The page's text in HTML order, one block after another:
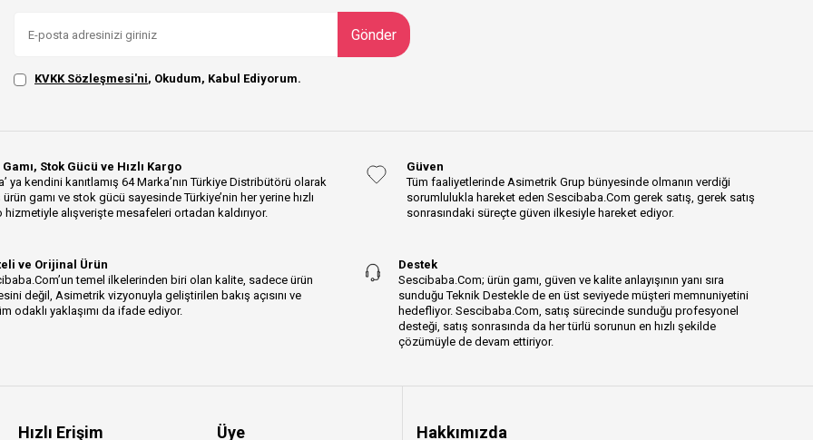
Gönder
KVKK Sözleşmesi'ni, Okudum, Kabul Ediyorum.
Stok Gücü ve Hızlı Kargo
ya kendini kanıtlamış 64 Marka’nın Türkiye Distribütörü olarak
gamı ve stok gücü sayesinde Türkiye’nin her yerine hızlı
hizmetiyle alışverişte mesafeleri ortadan kaldırıyor.
Güven
Tüm faaliyetlerinde Asimetrik Grup bünyesinde olmanın verdiği
sorumlulukla hareket eden Sescibaba.Com gerek satış, gerek satış
sonrasındaki süreçte güven ilkesiyle hareket ediyor.
ve Orijinal Ürün
temel ilkelerinden biri olan kalite, sadece ürün
değil, Asimetrik vizyonuyla geliştirilen bakış açısını ve
odaklı yaklaşımı da ifade ediyor.
Destek
Sescibaba.Com; ürün gamı, güven ve kalite anlayışının yanı sıra
sunduğu Teknik Destekle de en üst seviyede müşteri memnuniyetini
hedefliyor. Sescibaba.Com, satış sürecinde sunduğu profesyonel
desteği, satış sonrasında da her türlü sorunun en hızlı şekilde
çözümüyle de devam ettiriyor.
Hızlı Erişim Üye Hakkımızda